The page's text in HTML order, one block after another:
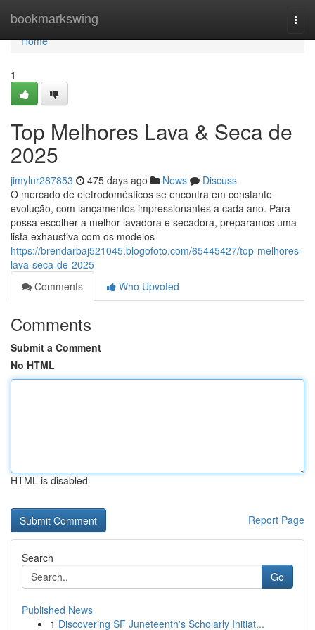
bookmarkswing
Home
Home
1
Top Melhores Lava & Seca de
2025
jimylnr287853 475 days ago News
Discuss
O mercado de eletrodomésticos se encontra em constante
evolução, com lançamentos impressionantes a cada ano. Para
possa escolher a melhor lavadora e secadora, preparamos uma
lista exhaustiva com os modelos
https://brendarbaj521045.blogofoto.com/65445427/top-melhores-
lava-seca-de-2025
Comments
Who Upvoted
Comments
Submit a Comment
No HTML
HTML is disabled
Report Page
Search
Go
Published News
1 Discovering SF Juneteenth's Scholarly Initiat...